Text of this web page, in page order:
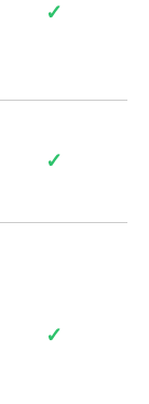
✓
✓
✓